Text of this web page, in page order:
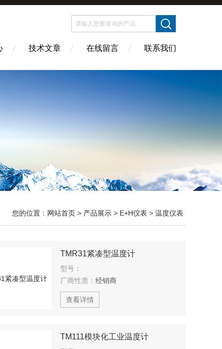
技术文章 在线留言 联系我们
您的位置： 网站首页 > 产品展示 > E+H仪表 > 温度仪表
TMR31紧凑型温度计
型号：
厂商性质： 经销商
查看详情
TM111模块化工业温度计